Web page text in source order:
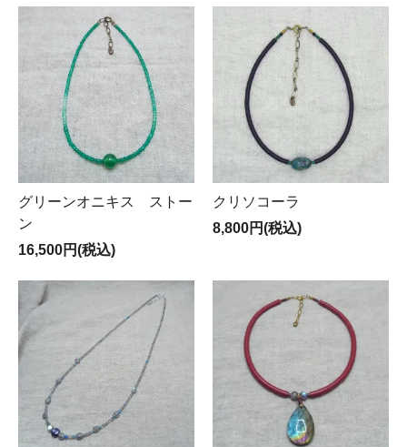
グリーンオニキス ストー
ン
16,500円(税込)
クリソコーラ
8,800円(税込)